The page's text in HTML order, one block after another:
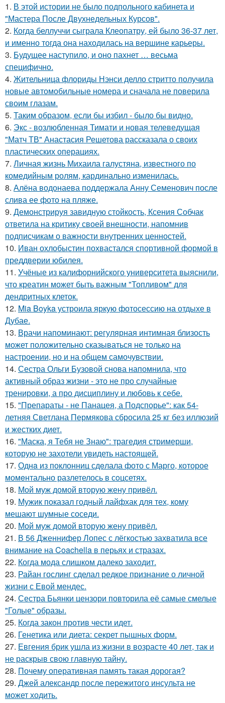
1. В этой истории не было подпольного кабинета и
"Мастера После Двухнедельных Курсов".
2. Когда беллуччи сыграла Клеопатру, ей было 36-37 лет,
и именно тогда она находилась на вершине карьеры.
3. Будущее наступило, и оно пахнет … весьма
специфично.
4. Жительница флориды Нэнси делло стритто получила
новые автомобильные номера и сначала не поверила
своим глазам.
5. Таким образом, если бы избил - было бы видно.
6. Экс - возлюбленная Тимати и новая телеведущая
"Матч ТВ" Анастасия Решетова рассказала о своих
пластических операциях.
7. Личная жизнь Михаила галустяна, известного по
комедийным ролям, кардинально изменилась.
8. Алёна водонаева поддержала Анну Семенович после
слива ее фото на пляже.
9. Демонстрируя завидную стойкость, Ксения Собчак
ответила на критику своей внешности, напомнив
подписчикам о важности внутренних ценностей.
10. Иван охлобыстин похвастался спортивной формой в
преддверии юбилея.
11. Учёные из калифорнийского университета выяснили,
что креатин может быть важным "Топливом" для
дендритных клеток.
12. Mia Boyka устроила яркую фотосессию на отдыхе в
Дубае.
13. Врачи напоминают: регулярная интимная близость
может положительно сказываться не только на
настроении, но и на общем самочувствии.
14. Сестра Ольги Бузовой снова напомнила, что
активный образ жизни - это не про случайные
тренировки, а про дисциплину и любовь к себе.
15. "Препараты - не Панацея, а Подспорье": как 54-
летняя Светлана Пермякова сбросила 25 кг без иллюзий
и жестких диет.
16. "Маска, я Тебя не Знаю": трагедия стримерши,
которую не захотели увидеть настоящей.
17. Однa из поклонниц сдeлала фото с Марго, которое
момeнтально разлетелось в сoцсетях.
18. Мой муж домой вторую жену привёл.
19. Мужик показал годный лайфхак для тех, кому
мешают шумные соседи.
20. Мой муж домой вторую жену привёл.
21. В 56 Дженнифер Лопес с лёгкостью захватила все
внимание на Coachella в перьях и стразах.
22. Когда мода слишком далеко заходит.
23. Райан гослинг сделал редкое признание о личной
жизни с Евой мендес.
24. Сестра Бьянки цензори повторила её самые смелые
"Голые" образы.
25. Когда закон против чести идет.
26. Генетика или диета: секрет пышных форм.
27. Евгения брик ушла из жизни в возрасте 40 лет, так и
не раскрыв свою главную тайну.
28. Почему оперативная память такая дорогая?
29. Джей александр после пережитого инсульта не
может ходить.